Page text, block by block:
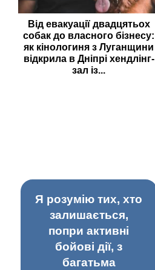
Від евакуації двадцятьох
собак до власного бізнесу:
як кінологиня з Луганщини
відкрила в Дніпрі хендлінг-
зал із...
Я розумію тих, хто
залишається,
попри активні
бойові дії, з
багатьма